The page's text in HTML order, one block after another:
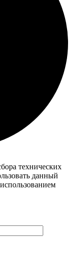
технических
данный